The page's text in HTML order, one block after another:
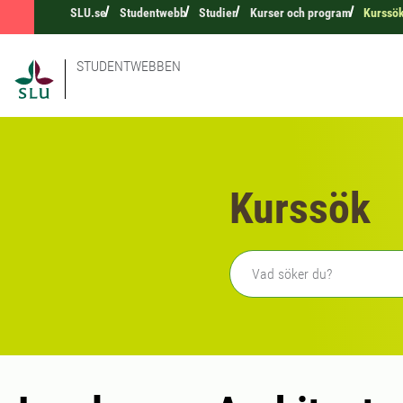
SLU.se Studentwebb Studier Kurser och program
STUDENTWEBBEN
Kurssök
Fritext sökning